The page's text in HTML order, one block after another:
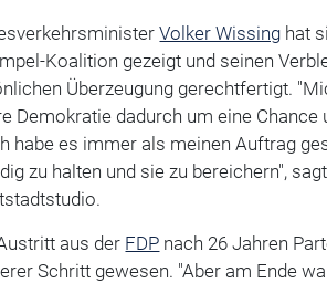
Volker Wissing hat
Koalition gezeigt und seinen
Überzeugung gerechtfertigt.
Demokratie dadurch um eine
habe es immer als meinen Auftrag
zu halten und sie zu bereichern",
aus der FDP nach 26 Jahren
Schritt gewesen. "Aber am Ende